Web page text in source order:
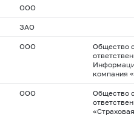
ООО
ЗАО
ООО
Общество
компания
ООО
Общество